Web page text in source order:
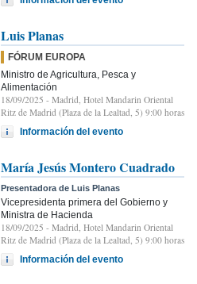
Luis Planas
FÓRUM EUROPA
Ministro de Agricultura, Pesca y
Alimentación
18/09/2025 - Madrid, Hotel Mandarin Oriental
Ritz de Madrid (Plaza de la Lealtad, 5) 9:00 horas
Información del evento
María Jesús Montero Cuadrado
Presentadora de Luis Planas
Vicepresidenta primera del Gobierno y
Ministra de Hacienda
18/09/2025 - Madrid, Hotel Mandarin Oriental
Ritz de Madrid (Plaza de la Lealtad, 5) 9:00 horas
Información del evento